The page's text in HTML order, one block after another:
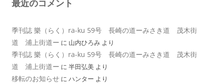
最近のコメント
季刊誌 樂（らく）ra-ku 59号 長崎の道ーみさき道 茂木街
道 浦上街道ー に 山内ひろみ より
季刊誌 樂（らく）ra-ku 59号 長崎の道ーみさき道 茂木街
道 浦上街道ー に 半田弘美 より
移転のお知らせ に ハンター より